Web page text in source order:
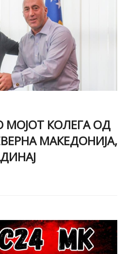
МОЈОТ КОЛЕГА ОД
МАКЕДОНИЈА,